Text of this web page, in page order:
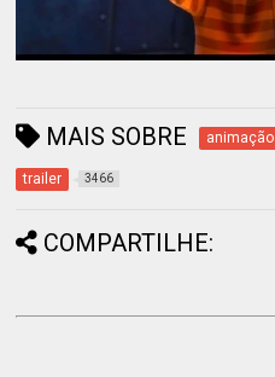
MAIS SOBRE animação
trailer 3466
COMPARTILHE: